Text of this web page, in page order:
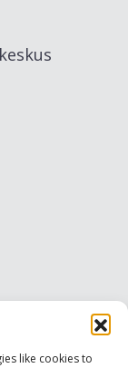
like cookies to